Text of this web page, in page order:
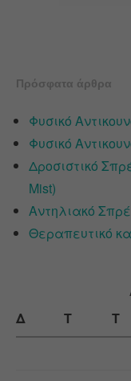
Πρόσφατα άρθρα
Φυσικό
Φυσικό
Δροσιστικό
Mist)
Αντηλιακό
Θεραπευτικό
Δ
Τ Τ